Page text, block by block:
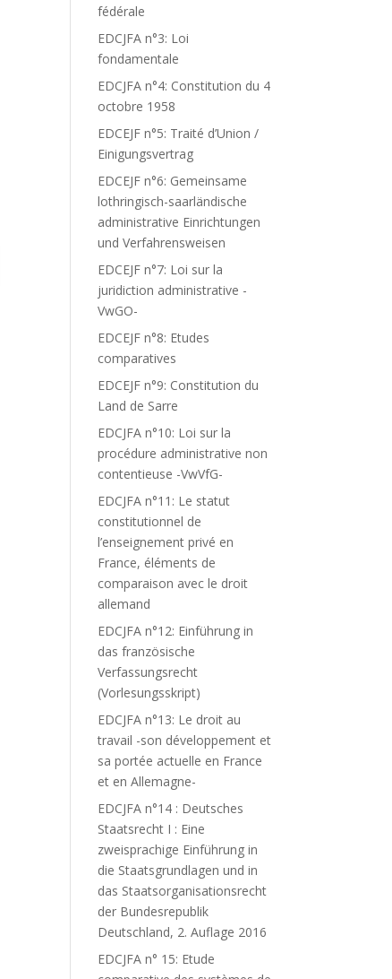
fédérale
EDCJFA n°3: Loi
fondamentale
EDCJFA n°4: Constitution du 4
octobre 1958
EDCEJF n°5: Traité d’Union /
Einigungsvertrag
EDCEJF n°6: Gemeinsame
lothringisch-saarländische
administrative Einrichtungen
und Verfahrensweisen
EDCEJF n°7: Loi sur la
juridiction administrative -
VwGO-
EDCEJF n°8: Etudes
comparatives
EDCEJF n°9: Constitution du
Land de Sarre
EDCJFA n°10: Loi sur la
procédure administrative non
contentieuse -VwVfG-
EDCJFA n°11: Le statut
constitutionnel de
l’enseignement privé en
France, éléments de
comparaison avec le droit
allemand
EDCJFA n°12: Einführung in
das französische
Verfassungsrecht
(Vorlesungsskript)
EDCJFA n°13: Le droit au
travail -son développement et
sa portée actuelle en France
et en Allemagne-
EDCJFA n°14 : Deutsches
Staatsrecht I : Eine
zweisprachige Einführung in
die Staatsgrundlagen und in
das Staatsorganisationsrecht
der Bundesrepublik
Deutschland, 2. Auflage 2016
EDCJFA n° 15: Etude